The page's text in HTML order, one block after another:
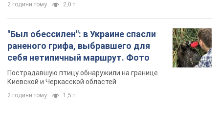
2 години тому 2,0 т.
"Был обессилен": в Украине спасли
раненого грифа, выбравшего для
себя нетипичный маршрут. Фото
Пострадавшую птицу обнаружили на границе
Киевской и Черкасской областей
2 години тому 1,5 т.